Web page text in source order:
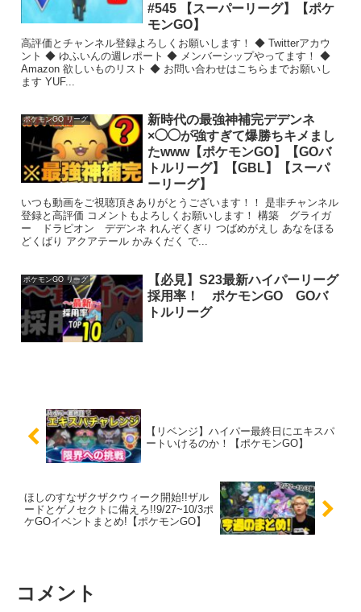
#545 【スーパーリーグ】【ポケ
モンGO】
高評価とチャンネル登録よろしくお願いします！ ◆ Twitterアカウ
ント ◆ ゆふいんの週レポート ◆ メンバーシップやってます！ ◆
Amazon 欲しいものリスト ◆ お問い合わせはこちらまでお願いし
ます YUF...
ポケモンGO リーグ
新時代の最強神補完デデンネ
×◯◯が強すぎて爆勝ちキメまし
たwww【ポケモンGO】【GOバ
トルリーグ】【GBL】【スーパ
ーリーグ】
いつも動画をご視聴頂きありがとうございます！！ 是非チャンネル
登録と高評価 コメントもよろしくお願いします！ 構築 グライガ
ー ドラピオン デデンネ れんぞくぎり つばめがえし あなをほる
どくばり アクアテール かみくだく で...
ポケモンGO リーグ
【必見】S23最新ハイパーリーグ
採用率！ ポケモンGO GOバ
トルリーグ
【リベンジ】ハイパー最終日にエキスパ
ートいけるのか！【ポケモンGO】
ほしのすなザクザクウィーク開始!!ザル
ードとゲノセクトに備えろ!!9/27~10/3ポ
ケGOイベントまとめ!【ポケモンGO】
コメント